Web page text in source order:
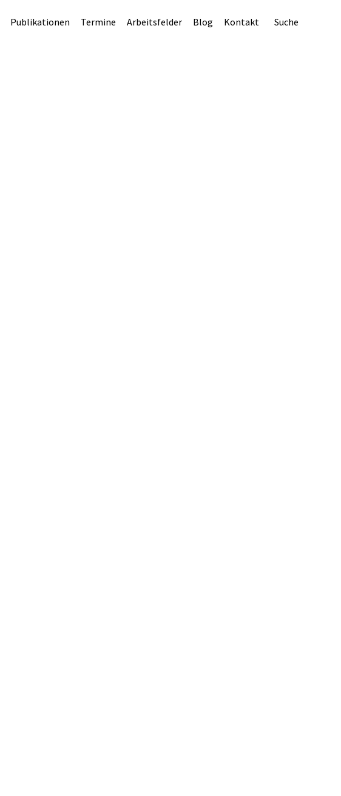
Publikationen Termine Arbeitsfelder Blog Kontakt Suche